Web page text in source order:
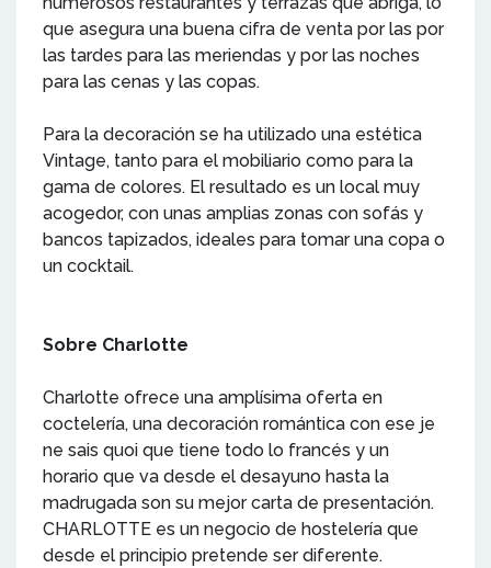
que asegura una buena cifra de venta por las por
las tardes para las meriendas y por las noches
para las cenas y las copas.
Para la decoración se ha utilizado una estética
Vintage, tanto para el mobiliario como para la
gama de colores. El resultado es un local muy
acogedor, con unas amplias zonas con sofás y
bancos tapizados, ideales para tomar una copa o
un cocktail.
Sobre Charlotte
Charlotte ofrece una amplísima oferta en
coctelería, una decoración romántica con ese je
ne sais quoi que tiene todo lo francés y un
horario que va desde el desayuno hasta la
madrugada son su mejor carta de presentación.
CHARLOTTE es un negocio de hostelería que
desde el principio pretende ser diferente.